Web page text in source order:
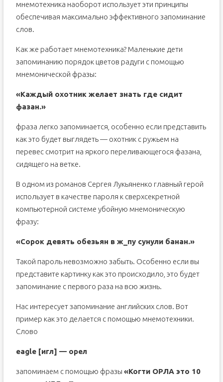
мнемотехника наоборот использует эти принципы
обеспечивая максимально эффективного запоминание
слов.
Как же работает мнемотехника? Маленькие дети
запоминанию порядок цветов радуги с помощью
мнемонической фразы:
«Каждый охотник желает знать где сидит
фазан.»
фраза легко запоминается, особенно если представить
как это будет выглядеть — охотник с ружьем на
перевес смотрит на яркого переливающегося фазана,
сидящего на ветке.
В одном из романов Сергея Лукьяненко главный герой
использует в качестве пароля к сверхсекретной
компьютерной системе убойную мнемоническую
фразу:
«Сорок девять обезьян в ж_пу сунули банан.»
Такой пароль невозможно забыть. Особенно если вы
представите картинку как это происходило, это будет
запоминание с первого раза на всю жизнь.
Нас интересует запоминание английских слов. Вот
пример как это делается с помощью мнемотехники.
Слово
eagle [игл] — орел
запоминаем с помощью фразы «Когти ОРЛА это 10